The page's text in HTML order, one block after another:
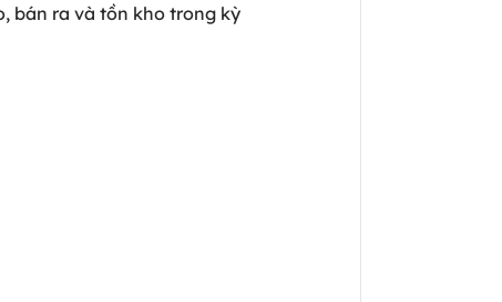
bán ra và tồn kho trong kỳ